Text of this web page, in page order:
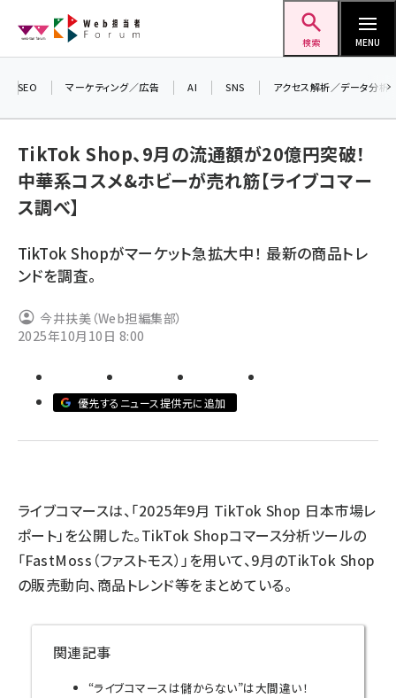
ン
検索 MENU
seo (3519)
youtube (2425)
セミナー (2301)
meo (1274)
SEO マーケティング／広告 AI SNS アクセス解析／データ分析
TikTok Shop、9月の流通額が20億円突破！
中華系コスメ&ホビーが売れ筋【ライブコマー
ス調べ】
TikTok Shopがマーケット急拡大中！ 最新の商品トレ
ンドを調査。
今井扶美（Web担編集部）
2025年10月10日 8:00
優先するニュース提供元に追加
ライブコマースは、「2025年9月 TikTok Shop 日本市場レ
ポート」を公開した。TikTok Shopコマース分析ツールの
「FastMoss（ファストモス）」を用いて、9月のTikTok Shop
の販売動向、商品トレンド等をまとめている。
関連記事
“ライブコマースは儲からない”は大間違い！
▼